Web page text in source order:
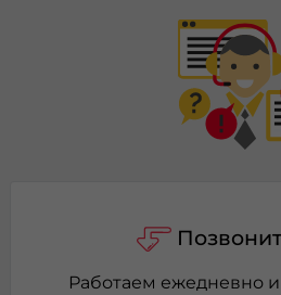
Работаем ежедневно и